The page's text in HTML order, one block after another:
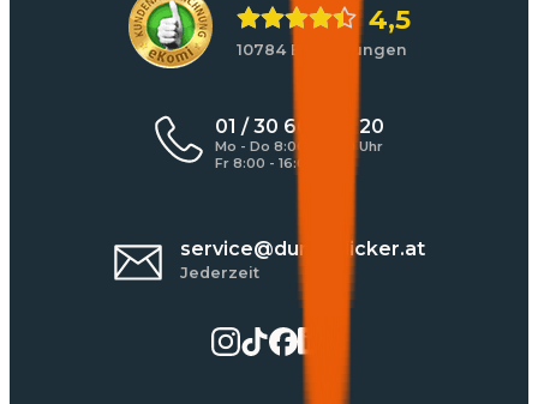
4,5
10784 Bewertungen
01 / 30 60 900 20
Mo - Do 8:00 - 17:00 Uhr
Fr 8:00 - 16:00 Uhr
service@durchblicker.at
Jederzeit